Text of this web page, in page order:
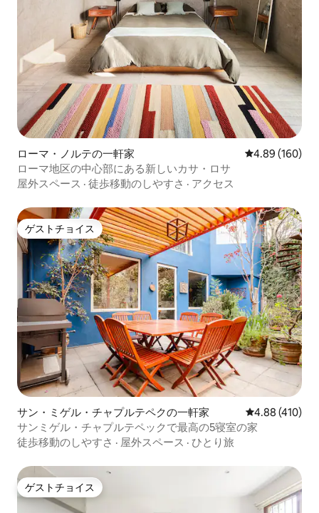
ローマ・ノルテの一軒家 レビュー160
4.89 (160)
ローマ地区の中心部にある新しいカサ・ロサ
屋外スペース · 徒歩移動のしやすさ · アクセス
ゲストチョイス
ゲストチョイス
サン・ミゲル・チャプルテペクの一軒家 レビュー410
4.88 (410)
サンミゲル・チャプルテペックで最高の5寝室の家
徒歩移動のしやすさ · 屋外スペース · ひとり旅
ゲストチョイス
ゲストチョイス